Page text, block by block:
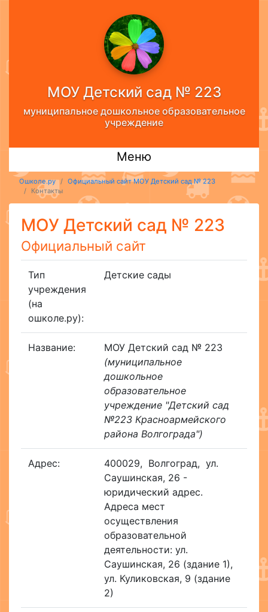
МОУ Детский сад № 223
муниципальное дошкольное образовательное
учреждение
Меню
Ошколе.ру
Официальный сайт МОУ Детский сад № 223
Контакты
МОУ Детский сад № 223
Официальный сайт
Тип
учреждения
(на
ошколе.ру):
Детские сады
Название:
МОУ Детский сад № 223
(муниципальное
дошкольное
образовательное
учреждение "Детский сад
№223 Красноармейского
района Волгограда")
Адрес: 400029, Волгоград, ул.
Саушинская, 26 -
юридический адрес.
Адреса мест
осуществления
образовательной
деятельности: ул.
Саушинская, 26 (здание 1),
ул. Куликовская, 9 (здание
2)